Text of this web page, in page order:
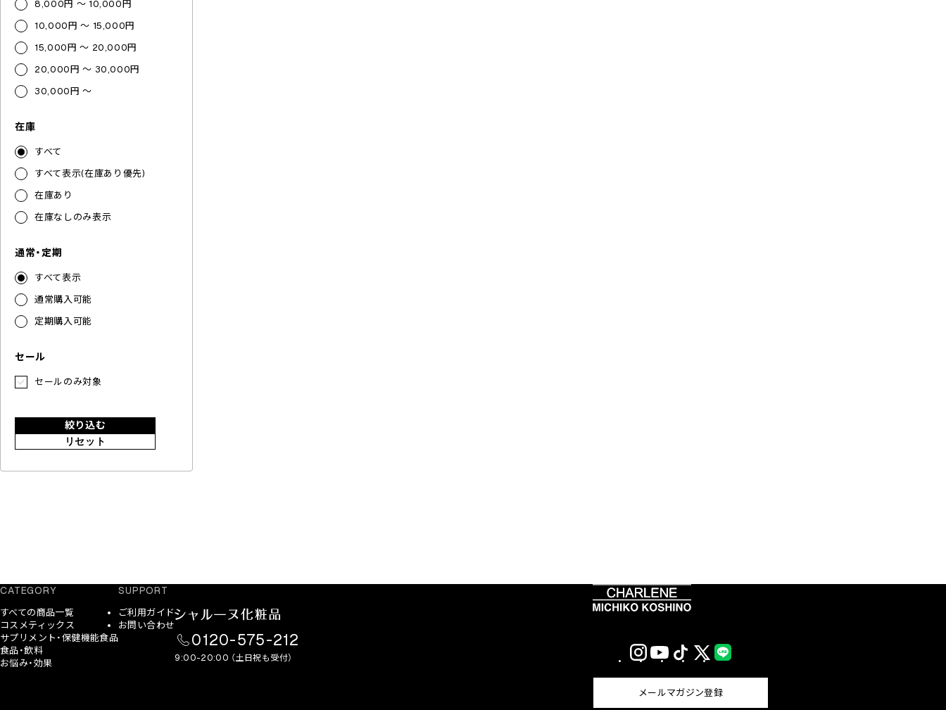
8,000円 ～ 10,000円
10,000円 ～ 15,000円
15,000円 ～ 20,000円
20,000円 ～ 30,000円
30,000円 ～
在庫
すべて
すべて表示(在庫あり優先)
在庫あり
在庫なしのみ表示
通常・定期
すべて表示
通常購入可能
定期購入可能
セール
セールのみ対象
絞り込む
リセット
CATEGORY
すべての商品一覧
コスメティックス
サプリメント・保健機能食品
食品・飲料
お悩み・効果
SUPPORT
ご利用ガイド
お問い合わせ
0120-575-212
9:00-20:00 （土日祝も受付）
InstagramYouTubeTikTok X
(Twitter)
メールマガジン登録